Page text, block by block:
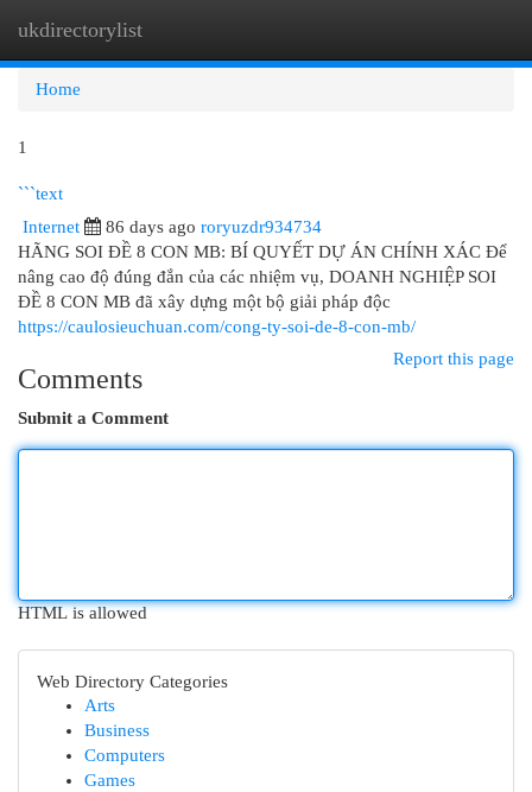
ukdirectorylist
Home
1
```text
Internet 86 days ago roryuzdr934734
HÃNG SOI ĐỀ 8 CON MB: BÍ QUYẾT DỰ ÁN CHÍNH XÁC Để
nâng cao độ đúng đắn của các nhiệm vụ, DOANH NGHIỆP SOI
ĐỀ 8 CON MB đã xây dựng một bộ giải pháp độc
https://caulosieuchuan.com/cong-ty-soi-de-8-con-mb/
Report this page
Comments
Submit a Comment
HTML is allowed
Web Directory Categories
Arts
Business
Computers
Games